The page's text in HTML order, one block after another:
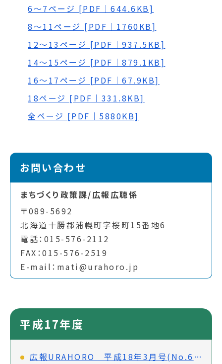
6～7ページ [PDF｜644.6KB]
8～11ページ [PDF｜1760KB]
12～13ページ [PDF｜937.5KB]
14～15ページ [PDF｜879.1KB]
16～17ページ [PDF｜67.9KB]
18ページ [PDF｜331.8KB]
全ページ [PDF｜5880KB]
お問い合わせ
まちづくり政策課/広報広聴係
〒089-5692
北海道十勝郡浦幌町字桜町15番地6
電話：015-576-2112
FAX：015-576-2519
E-mail：mati@urahoro.jp
平成17年度
広報URAHORO 平成18年3月号(No.647)